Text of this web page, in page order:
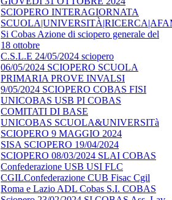
SCIOPERO INTERAGIORNATA
Si Cobas Azione di sciopero generale del
18 ottobre
C.S.L.E 24/05/2024 sciopero
06/05/2024 SCIOPERO SCUOLA
PRIMARIA PROVE INVALSI
9/05/2024 SCIOPERO COBAS FISI
UNICOBAS USB PI COBAS
COMITATI DI BASE
UNICOBAS SCUOLA&UNIVERSITà
SCIOPERO 9 MAGGIO 2024
SISA SCIOPERO 19/04/2024
SCIOPERO 08/03/2024 SLAI COBAS
Confederazione USB USI FLC
CGILConfederazione CUB Fisac Cgil
Roma e Lazio ADL Cobas S.I. COBAS